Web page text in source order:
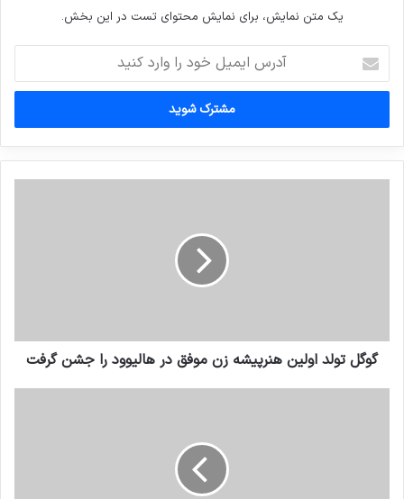
یک متن نمایش، برای نمایش محتوای تست در این بخش.
ایمیل
خود
وارد
کنید
گوگل تولد اولین هنرپیشه زن موفق در هالیوود را جشن گرفت